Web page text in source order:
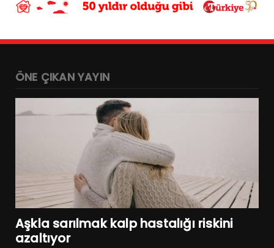
ÖNE ÇIKAN YAYIN
Aşkla sarılmak kalp hastalığı riskini
azaltıyor